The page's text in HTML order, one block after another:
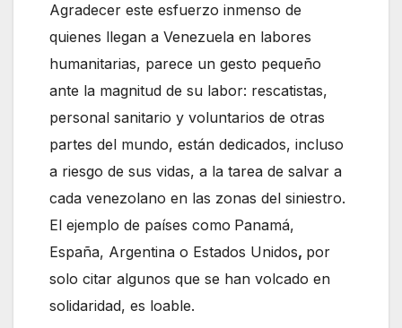
Agradecer este esfuerzo inmenso de
quienes llegan a Venezuela en labores
humanitarias, parece un gesto pequeño
ante la magnitud de su labor: rescatistas,
personal sanitario y voluntarios de otras
partes del mundo, están dedicados, incluso
a riesgo de sus vidas, a la tarea de salvar a
cada venezolano en las zonas del siniestro.
El ejemplo de países como Panamá,
España, Argentina o Estados Unidos, por
solo citar algunos que se han volcado en
solidaridad, es loable.